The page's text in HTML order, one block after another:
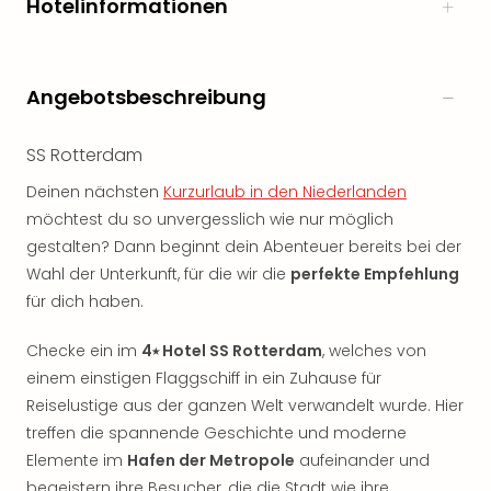
Hotelinformationen
Angebotsbeschreibung
SS Rotterdam
Deinen nächsten Kurzurlaub in den Niederlanden
möchtest du so unvergesslich wie nur möglich
gestalten? Dann beginnt dein Abenteuer bereits bei der
Wahl der Unterkunft, für die wir die perfekte Empfehlung
für dich haben.
Checke ein im 4⭑ Hotel SS Rotterdam, welches von
einem einstigen Flaggschiff in ein Zuhause für
Reiselustige aus der ganzen Welt verwandelt wurde. Hier
treffen die spannende Geschichte und moderne
Elemente im Hafen der Metropole aufeinander und